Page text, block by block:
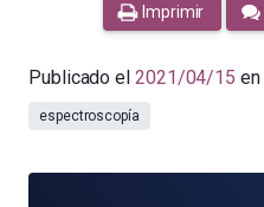
Imprimir
Publicado el 2021/04/15 en
espectroscopía